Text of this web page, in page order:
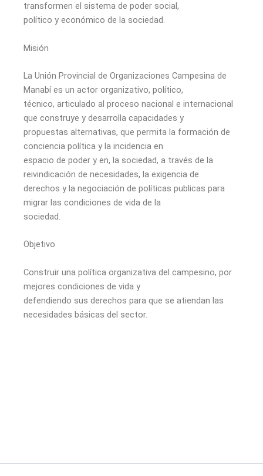
transformen el sistema de poder social,
político y económico de la sociedad.
Misión
La Unión Provincial de Organizaciones Campesina de
Manabí es un actor organizativo, político,
técnico, articulado al proceso nacional e internacional
que construye y desarrolla capacidades y
propuestas alternativas, que permita la formación de
conciencia política y la incidencia en
espacio de poder y en, la sociedad, a través de la
reivindicación de necesidades, la exigencia de
derechos y la negociación de políticas publicas para
migrar las condiciones de vida de la
sociedad.
Objetivo
Construir una política organizativa del campesino, por
mejores condiciones de vida y
defendiendo sus derechos para que se atiendan las
necesidades básicas del sector.